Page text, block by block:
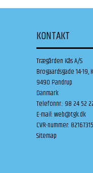
KONTAKT
Trægården Kås A/S
Brogaardsgade 14-19,
9490 Pandrup
Danmark
Telefonnr.: 98 24 52
E-mail:web@tgk.dk
CVR-nummer: 82167315
Sitemap